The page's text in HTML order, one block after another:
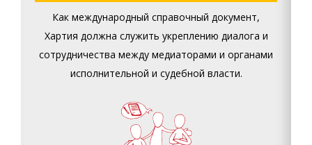
Как международный справочный документ,
Хартия должна служить укреплению диалога и
сотрудничества между медиаторами и органами
исполнительной и судебной власти.